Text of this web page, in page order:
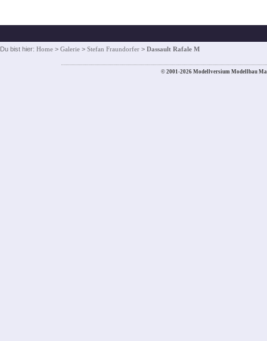
Du bist hier: Home > Galerie > Stefan Fraundorfer > Dassault Rafale M
© 2001-2026 Modellversium Modellbau